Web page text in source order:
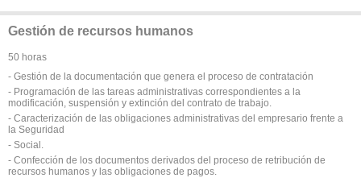
Gestión de recursos humanos
50 horas
- Gestión de la documentación que genera el proceso de contratación
- Programación de las tareas administrativas correspondientes a la
modificación, suspensión y extinción del contrato de trabajo.
- Caracterización de las obligaciones administrativas del empresario frente a
la Seguridad
- Social.
- Confección de los documentos derivados del proceso de retribución de
recursos humanos y las obligaciones de pagos.